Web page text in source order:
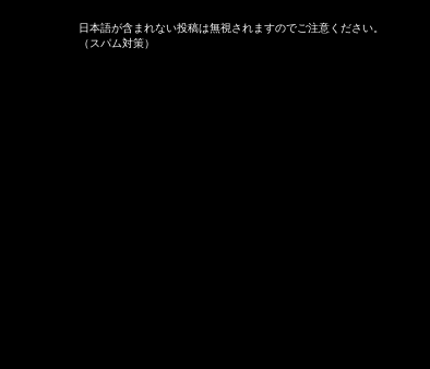
日本語が含まれない投稿は無視されますのでご注意ください。
（スパム対策）